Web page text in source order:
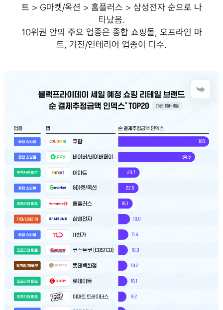
트 > G마켓/옥션 > 홈플러스 > 삼성전자 순으로 나
타났음.
10위권 안의 주요 업종은 종합 쇼핑몰, 오프라인 마
트, 가전/인테리어 업종이 다수.